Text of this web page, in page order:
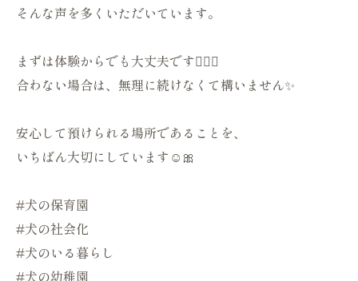
そんな声を多くいただいています。
まずは体験からでも大丈夫です🙆🏻‍♀️
合わない場合は、無理に続けなくて構いません✨
安心して預けられる場所であることを、
いちばん大切にしています☺️🎀
#犬の保育園
#犬の社会化
#犬のいる暮らし
#犬の幼稚園